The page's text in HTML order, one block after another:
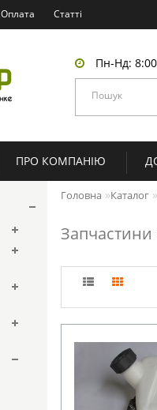
Оплата Статті
Пн-Нд:
ПРО КОМПАНІЮ
Головна Каталог
Запчастини